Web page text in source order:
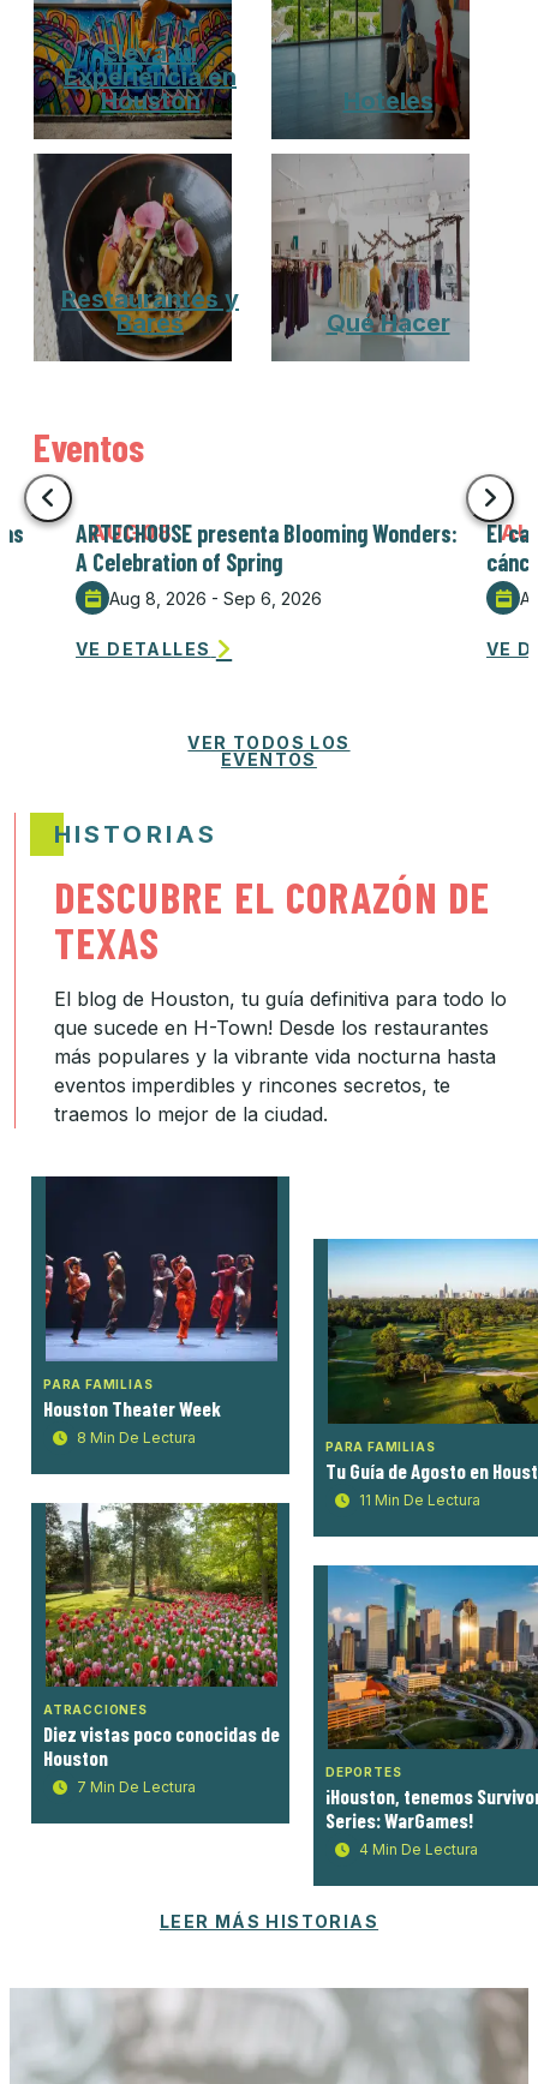
Eleva tu
Experiencia en
Houston
Hoteles
Restaurantes y
Bares
Qué Hacer
Eventos
VER TODOS LOS
EVENTOS
ARTECHOUSE presenta Blooming Wonders:
A Celebration of Spring
Aug 8, 2026 - Sep 6, 2026
VE DETALLES
AUG08
El
VE
HISTORIAS
DESCUBRE EL CORAZÓN DE
TEXAS
El blog de Houston, tu guía definitiva para todo lo
que sucede en H-Town! Desde los restaurantes
más populares y la vibrante vida nocturna hasta
eventos imperdibles y rincones secretos, te
traemos lo mejor de la ciudad.
LEER MÁS HISTORIAS
PARA FAMILIAS
Houston Theater Week
8 Min De Lectura PARA FAMILIAS
Tu Guía de Agosto en
11 Min De Lectura
ATRACCIONES
Diez vistas poco conocidas de
Houston
7 Min De Lectura
DEPORTES
¡Houston, tenemos
Series: WarGames!
4 Min De Lectura